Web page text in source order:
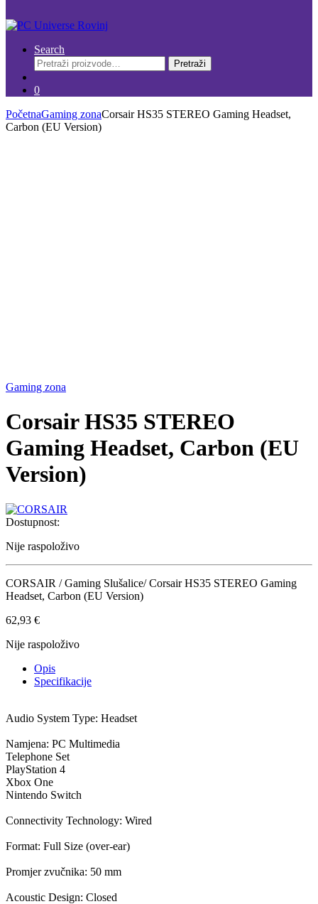
Search
Pretraži:
Pretraži
0
PočetnaGaming zonaCorsair HS35 STEREO Gaming Headset,
Carbon (EU Version)
Gaming zona
Corsair HS35 STEREO
Gaming Headset, Carbon (EU
Version)
Dostupnost:
Nije raspoloživo
CORSAIR / Gaming Slušalice/ Corsair HS35 STEREO Gaming
Headset, Carbon (EU Version)
62,93 €
Nije raspoloživo
Opis
Specifikacije
Audio System Type: Headset
Namjena: PC Multimedia
Telephone Set
PlayStation 4
Xbox One
Nintendo Switch
Connectivity Technology: Wired
Format: Full Size (over-ear)
Promjer zvučnika: 50 mm
Acoustic Design: Closed